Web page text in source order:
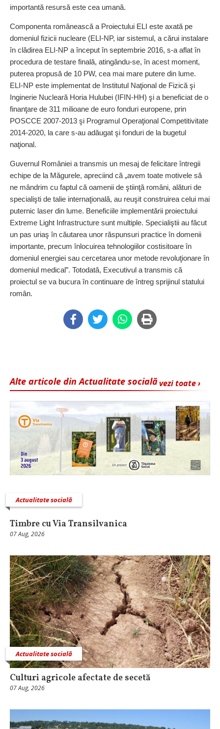
importantă resursă este cea umană.
Componenta românească a Proiectului ELI este axată pe
domeniul fizicii nucleare (ELI-NP, iar sistemul, a cărui instalare
în clădirea ELI-NP a început în septembrie 2016, s-a aflat în
procedura de testare finală, atingându-se, în acest moment,
puterea propusă de 10 PW, cea mai mare putere din lume.
ELI-NP este implementat de Institutul Naţional de Fizică şi
Inginerie Nucleară Horia Hulubei (IFIN-HH) şi a beneficiat de o
finanţare de 311 milioane de euro fonduri europene, prin
POSCCE 2007-2013 şi Programul Operaţional Competitivitate
2014-2020, la care s-au adăugat şi fonduri de la bugetul
naţional.
Guvernul României a transmis un mesaj de felicitare întregii
echipe de la Măgurele, apreciind că „avem toate motivele să
ne mândrim cu faptul că oamenii de ştiinţă români, alături de
specialişti de talie internaţională, au reuşit construirea celui mai
puternic laser din lume. Beneficiile implementării proiectului
Extreme Light Infrastructure sunt multiple. Specialiştii au făcut
un pas uriaş în căutarea unor răspunsuri practice în domenii
importante, precum înlocuirea tehnologiilor costisitoare în
domeniul energiei sau cercetarea unor metode revoluţionare în
domeniul medical”. Totodată, Executivul a transmis că
proiectul se va bucura în continuare de întreg sprijinul statului
român.
vezi toate ›
Alte articole din Actualitate socială
Actualitate socială
Timbre cu Via Transilvanica
07 Aug, 2026
Actualitate socială
Culturi agricole afectate de secetă
07 Aug, 2026